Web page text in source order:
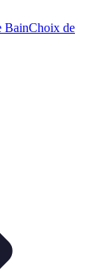
BainChoix de